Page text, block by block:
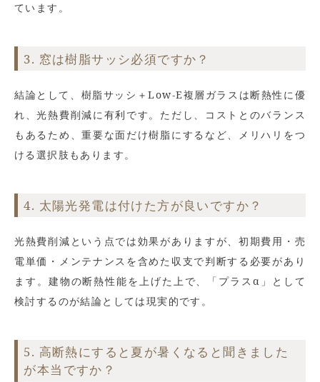
ています。
3. 窓は樹脂サッシ必須ですか？
結論として、樹脂サッシ＋Low-E複層ガラスは断熱性に優
れ、光熱費削減に有利です。ただし、コストとのバランス
もあるため、重要な面だけ樹脂にするなど、メリハリをつ
ける選択肢もあります。
4. 太陽光発電は付けた方が良いですか？
光熱費削減という点では効果がありますが、初期費用・売
電単価・メンテナンスを含めた収支で判断する必要があり
ます。建物の断熱性能を上げた上で、「プラスα」として
検討するのが結論としては現実的です。
5. 高断熱にすると夏が暑くなると聞きました
が本当ですか？